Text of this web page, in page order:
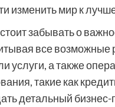
изменить мир к
забывать о
все возможные
услуги, а также
такие как
детальный